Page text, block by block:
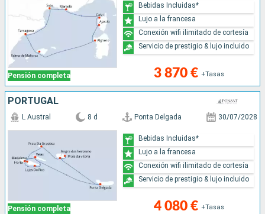
Pensión completa 3 870 € +Tasas
Bebidas Incluidas*
Lujo a la francesa
Conexión wifi ilimitado de cortesía
Servicio de prestigio & lujo incluido
PORTUGAL
Pensión completa
L Austral 8 d Ponta Delgada 30/07/2028
4 080 € +Tasas
Bebidas Incluidas*
Lujo a la francesa
Conexión wifi ilimitado de cortesía
Servicio de prestigio & lujo incluido